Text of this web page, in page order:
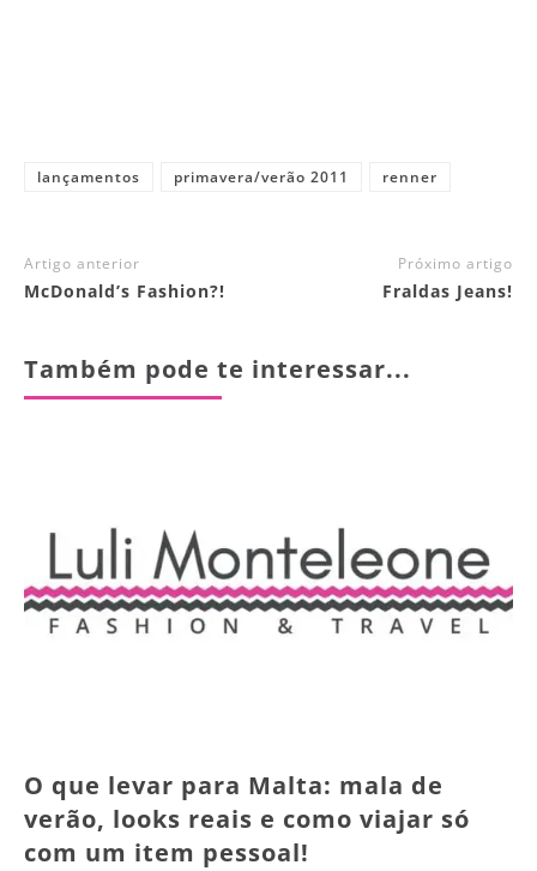
lançamentos primavera/verão 2011 renner
Artigo anterior
McDonald’s Fashion?!
Próximo artigo
Fraldas Jeans!
Também pode te interessar...
O que levar para Malta: mala de
verão, looks reais e como viajar só
com um item pessoal!